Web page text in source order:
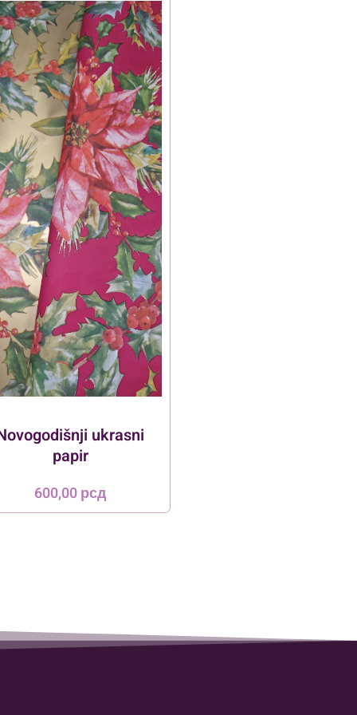
ukrasni
papir
600,00рсд